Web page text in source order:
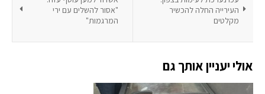
"אסור להשלים עם ירי
המרגמות"
העירייה החלה להכשיר
מקלטים
אולי יעניין אותך גם